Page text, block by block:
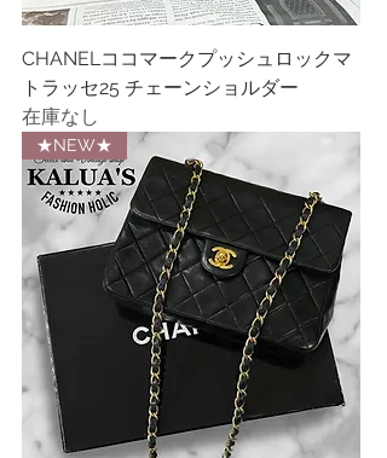
CHANELココマークプッシュロックマ
トラッセ25 チェーンショルダー
在庫なし
★NEW★